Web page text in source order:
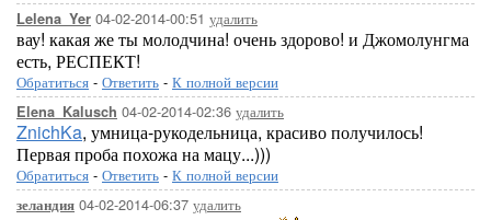
Lelena_Yer 04-02-2014-00:51 удалить
вау! какая же ты молодчина! очень здорово! и Джомолунгма
есть, РЕСПЕКТ!
Обратиться - Ответить - К полной версии
Elena_Kalusch 04-02-2014-02:36 удалить
ZnichKa, умница-рукодельница, красиво получилось!
Первая проба похожа на мацу...)))
Обратиться - Ответить - К полной версии
зеландия 04-02-2014-06:37 удалить